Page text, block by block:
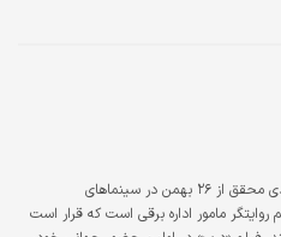
فیلم سینمایی «دِرب» به کارگردانی هادی محقق از ۲۶ بهمن در سینماهای
روایتگر مامور اداره برقی است که قرار است